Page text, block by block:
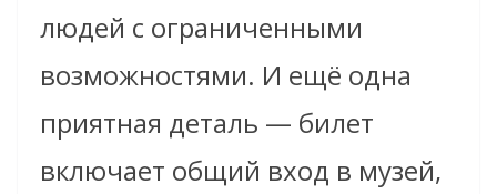
людей с ограниченными
возможностями. И ещё одна
приятная деталь — билет
включает общий вход в музей,